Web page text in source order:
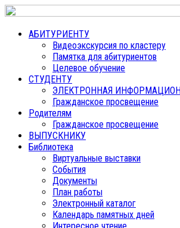
АБИТУРИЕНТУ
Видеоэкскурсия по кластеру
Памятка для абитуриентов
Целевое обучение
СТУДЕНТУ
ЭЛЕКТРОННАЯ
Гражданское просвещение
Родителям
Гражданское просвещение
ВЫПУСКНИКУ
Библиотека
Виртуальные выставки
События
Документы
План работы
Электронный каталог
Календарь памятных дней